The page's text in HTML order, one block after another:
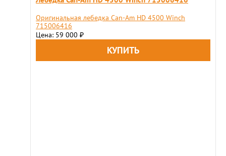
Оригинальная лебедка Can-Am HD 4500 Winch
715006416
Цена: 59 000 ₽